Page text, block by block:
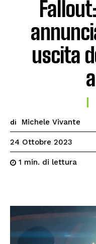
uscita
di Michele Vivante
24 Ottobre 2023
1 min. di lettura